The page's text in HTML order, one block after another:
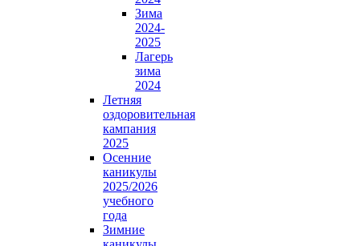
Зима
2024-
2025
Лагерь
зима
2024
Летняя
оздоровительная
кампания
2025
Осенние
каникулы
2025/2026
учебного
года
Зимние